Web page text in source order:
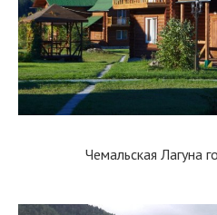
Чемальская Лагуна